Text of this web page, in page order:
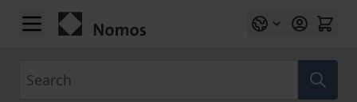
Skip to Content